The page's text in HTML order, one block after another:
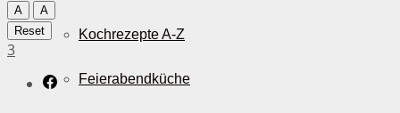
Kochrezepte A-Z
Feierabendküche
A
A
Reset
3